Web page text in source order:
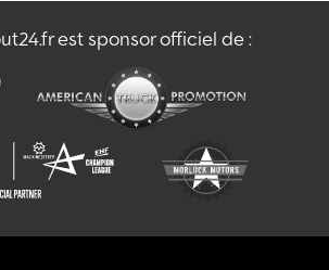
est sponsor officiel de :